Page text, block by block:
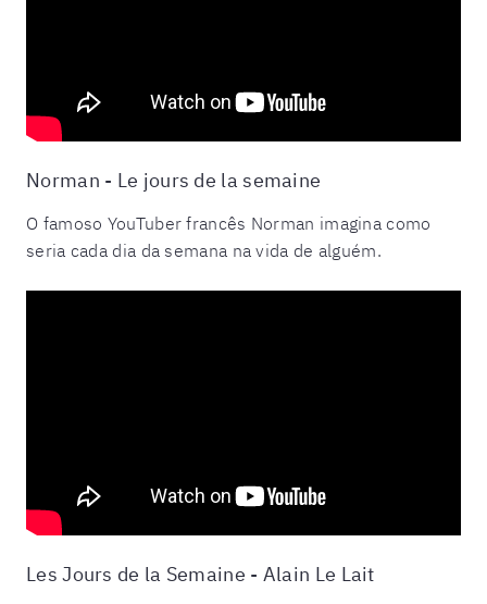
Norman - Le jours de la semaine
O famoso YouTuber francês Norman imagina como
seria cada dia da semana na vida de alguém.
Les Jours de la Semaine - Alain Le Lait